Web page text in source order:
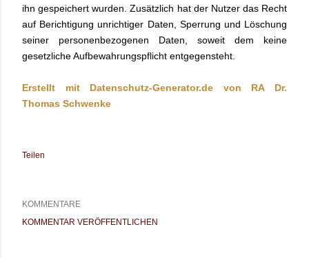
ihn gespeichert wurden. Zusätzlich hat der Nutzer das Recht
auf Berichtigung unrichtiger Daten, Sperrung und Löschung
seiner personenbezogenen Daten, soweit dem keine
gesetzliche Aufbewahrungspflicht entgegensteht.
Erstellt mit Datenschutz-Generator.de von RA Dr.
Thomas Schwenke
Teilen
KOMMENTARE
KOMMENTAR VERÖFFENTLICHEN